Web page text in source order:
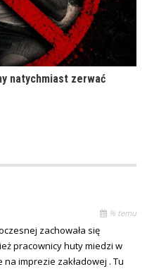
natychmiast zerwać
% temu
zachowała się
pracownicy huty miedzi w
imprezie zakładowej . Tu